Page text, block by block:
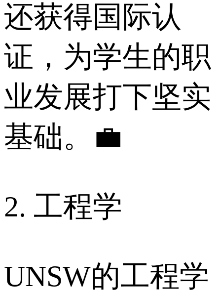
还获得国际认
证，为学生的职
业发展打下坚实
基础。💼
2. 工程学
UNSW的工程学